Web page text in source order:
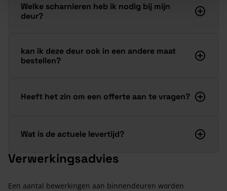
Welke scharnieren heb ik nodig bij mijn
deur?
kan ik deze deur ook in een andere maat
bestellen?
Heeft het zin om een offerte aan te vragen?
Wat is de actuele levertijd?
Verwerkingsadvies
Een aantal bewerkingen aan binnendeuren worden